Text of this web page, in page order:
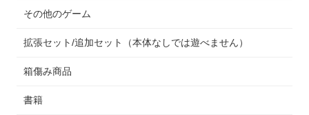
その他のゲーム
拡張セット/追加セット（本体なしでは遊べません）
箱傷み商品
書籍